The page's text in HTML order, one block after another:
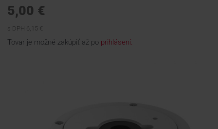
KONTAKTY
5,00 €
s DPH 6,15 €
Tovar je možné zakúpiť až po prihlásení.